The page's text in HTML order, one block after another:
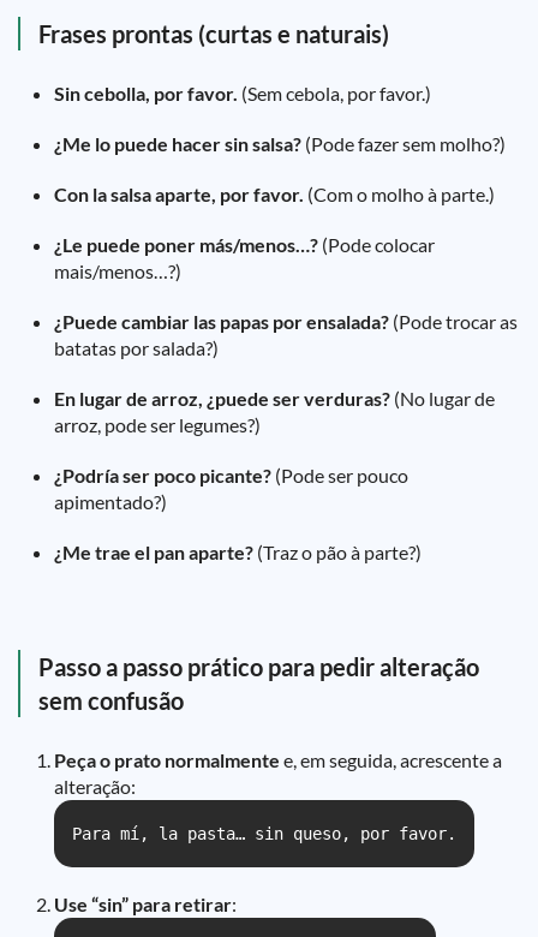
Frases prontas (curtas e naturais)
Sin cebolla, por favor. (Sem cebola, por favor.)
¿Me lo puede hacer sin salsa? (Pode fazer sem molho?)
Con la salsa aparte, por favor. (Com o molho à parte.)
¿Le puede poner más/menos…? (Pode colocar
mais/menos…?)
¿Puede cambiar las papas por ensalada? (Pode trocar as
batatas por salada?)
En lugar de arroz, ¿puede ser verduras? (No lugar de
arroz, pode ser legumes?)
¿Podría ser poco picante? (Pode ser pouco
apimentado?)
¿Me trae el pan aparte? (Traz o pão à parte?)
Passo a passo prático para pedir alteração
sem confusão
Peça o prato normalmente e, em seguida, acrescente a
alteração:
Para mí, la pasta… sin queso, por favor.
Use “sin” para retirar: